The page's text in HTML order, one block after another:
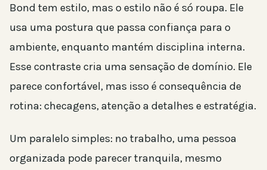
Bond tem estilo, mas o estilo não é só roupa. Ele
usa uma postura que passa confiança para o
ambiente, enquanto mantém disciplina interna.
Esse contraste cria uma sensação de domínio. Ele
parece confortável, mas isso é consequência de
rotina: checagens, atenção a detalhes e estratégia.
Um paralelo simples: no trabalho, uma pessoa
organizada pode parecer tranquila, mesmo